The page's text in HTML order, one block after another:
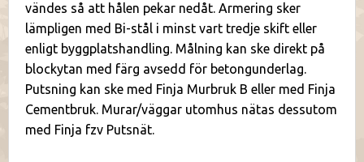
vändes så att hålen pekar nedåt. Armering sker
lämpligen med Bi-stål i minst vart tredje skift eller
enligt byggplatshandling. Målning kan ske direkt på
blockytan med färg avsedd för betongunderlag.
Putsning kan ske med Finja Murbruk B eller med Finja
Cementbruk. Murar/väggar utomhus nätas dessutom
med Finja fzv Putsnät.